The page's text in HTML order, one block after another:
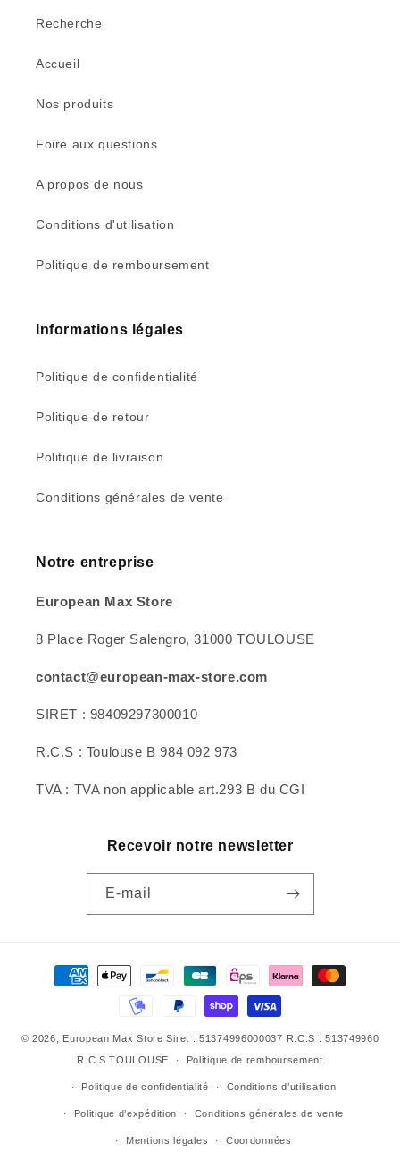
Recherche
Accueil
Nos produits
Foire aux questions
A propos de nous
Conditions d'utilisation
Politique de remboursement
Informations légales
Politique de confidentialité
Politique de retour
Politique de livraison
Conditions générales de vente
Notre entreprise
European Max Store
8 Place Roger Salengro, 31000 TOULOUSE
contact@european-max-store.com
SIRET : 98409297300010
R.C.S : Toulouse B 984 092 973
TVA : TVA non applicable art.293 B du CGI
Recevoir notre newsletter
E-mail
Moyens
© 2026, European Max Store Siret : 51374996000037 R.C.S : 513749960
R.C.S TOULOUSE
Politique de remboursement
Politique de confidentialité Conditions d’utilisation
Politique d’expédition Conditions générales de vente
Mentions légales Coordonnées